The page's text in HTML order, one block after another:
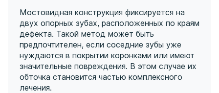
Мостовидная конструкция фиксируется на
двух опорных зубах, расположенных по краям
дефекта. Такой метод может быть
предпочтителен, если соседние зубы уже
нуждаются в покрытии коронками или имеют
значительные повреждения. В этом случае их
обточка становится частью комплексного
лечения.